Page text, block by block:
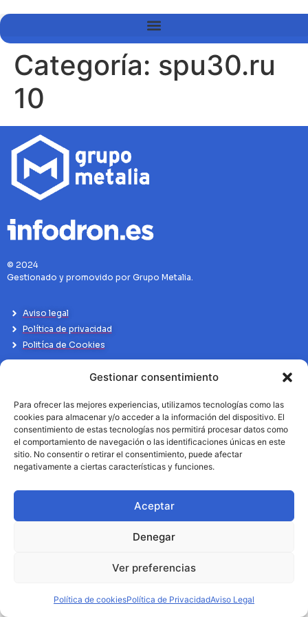
Gestionar consentimiento
Para ofrecer las mejores experiencias, utilizamos tecnologías como las
cookies para almacenar y/o acceder a la información del dispositivo. El
consentimiento de estas tecnologías nos permitirá procesar datos como
el comportamiento de navegación o las identificaciones únicas en este
sitio. No consentir o retirar el consentimiento, puede afectar
negativamente a ciertas características y funciones.
Aceptar
Denegar
Ver preferencias
Política de cookiesPolítica de PrivacidadAviso Legal
Categoría: spu30.ru
10
© 2024
Gestionado y promovido por Grupo Metalia.
Aviso legal
Política de privacidad
Politíca de Cookies